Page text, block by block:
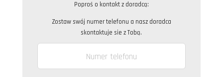
Poproś o kontakt z doradcą:
Zostaw swój numer telefonu a nasz doradca
skontaktuje sie z Tobą.